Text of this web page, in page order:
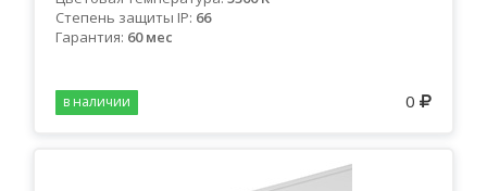
Степень защиты IP: 66
Гарантия: 60 мес
0
в наличии